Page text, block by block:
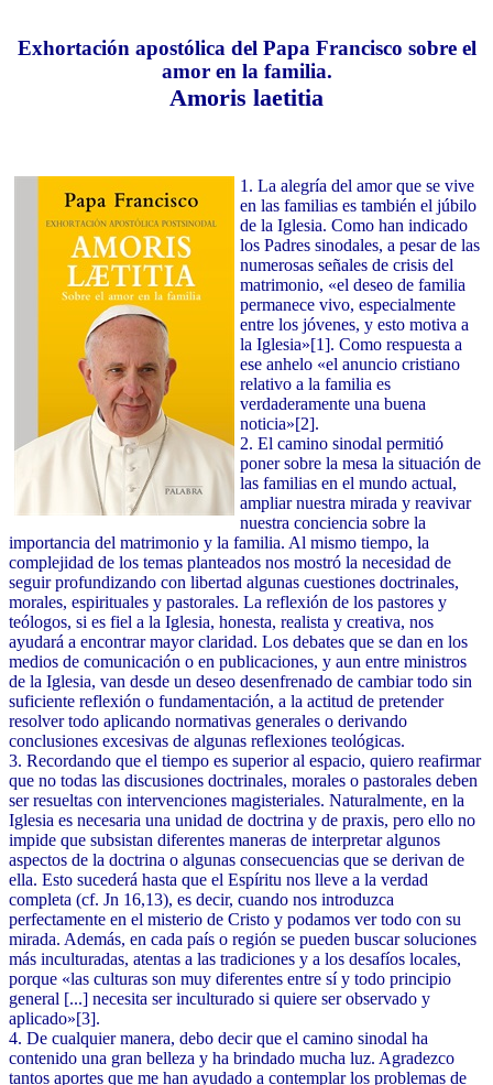
Exhortación apostólica del Papa Francisco sobre el
amor en la familia.
Amoris laetitia
1. La alegría del amor que se vive
en las familias es también el júbilo
de la Iglesia. Como han indicado
los Padres sinodales, a pesar de las
numerosas señales de crisis del
matrimonio, «el deseo de familia
permanece vivo, especialmente
entre los jóvenes, y esto motiva a
la Iglesia»[1]. Como respuesta a
ese anhelo «el anuncio cristiano
relativo a la familia es
verdaderamente una buena
noticia»[2].
2. El camino sinodal permitió
poner sobre la mesa la situación de
las familias en el mundo actual,
ampliar nuestra mirada y reavivar
nuestra conciencia sobre la
importancia del matrimonio y la familia. Al mismo tiempo, la
complejidad de los temas planteados nos mostró la necesidad de
seguir profundizando con libertad algunas cuestiones doctrinales,
morales, espirituales y pastorales. La reflexión de los pastores y
teólogos, si es fiel a la Iglesia, honesta, realista y creativa, nos
ayudará a encontrar mayor claridad. Los debates que se dan en los
medios de comunicación o en publicaciones, y aun entre ministros
de la Iglesia, van desde un deseo desenfrenado de cambiar todo sin
suficiente reflexión o fundamentación, a la actitud de pretender
resolver todo aplicando normativas generales o derivando
conclusiones excesivas de algunas reflexiones teológicas.
3. Recordando que el tiempo es superior al espacio, quiero reafirmar
que no todas las discusiones doctrinales, morales o pastorales deben
ser resueltas con intervenciones magisteriales. Naturalmente, en la
Iglesia es necesaria una unidad de doctrina y de praxis, pero ello no
impide que subsistan diferentes maneras de interpretar algunos
aspectos de la doctrina o algunas consecuencias que se derivan de
ella. Esto sucederá hasta que el Espíritu nos lleve a la verdad
completa (cf. Jn 16,13), es decir, cuando nos introduzca
perfectamente en el misterio de Cristo y podamos ver todo con su
mirada. Además, en cada país o región se pueden buscar soluciones
más inculturadas, atentas a las tradiciones y a los desafíos locales,
porque «las culturas son muy diferentes entre sí y todo principio
general [...] necesita ser inculturado si quiere ser observado y
aplicado»[3].
4. De cualquier manera, debo decir que el camino sinodal ha
contenido una gran belleza y ha brindado mucha luz. Agradezco
tantos aportes que me han ayudado a contemplar los problemas de